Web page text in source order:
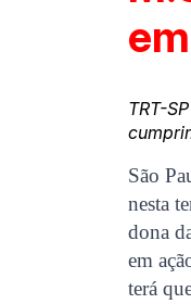
TRT-
São
nesta
dona
em
terá